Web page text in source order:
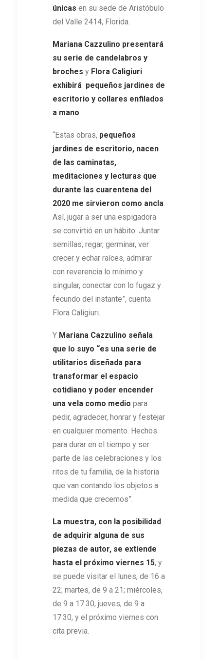
únicas en su sede de Aristóbulo
del Valle 2414, Florida.
Mariana Cazzulino presentará
su serie de candelabros y
broches y Flora Caligiuri
exhibirá pequeños jardines de
escritorio y collares enfilados
a mano.
“Estas obras, pequeños
jardines de escritorio, nacen
de las caminatas,
meditaciones y lecturas que
durante las cuarentena del
2020 me sirvieron como ancla.
Así, jugar a ser una espigadora
se convirtió en un hábito. Juntar
semillas, regar, germinar, ver
crecer y echar raíces, admirar
con reverencia lo mínimo y
singular, conectar con lo fugaz y
fecundo del instante”, cuenta
Flora Caligiuri.
Y Mariana Cazzulino señala
que lo suyo “es una serie de
utilitarios diseñada para
transformar el espacio
cotidiano y poder encender
una vela como medio para
pedir, agradecer, honrar y festejar
en cualquier momento. Hechos
para durar en el tiempo y ser
parte de las celebraciones y los
ritos de tu familia, de la historia
que van contando los objetos a
medida que crecemos”.
La muestra, con la posibilidad
de adquirir alguna de sus
piezas de autor, se extiende
hasta el próximo viernes 15, y
se puede visitar el lunes, de 16 a
22; martes, de 9 a 21; miércoles,
de 9 a 17.30, jueves, de 9 a
17.30, y el próximo viernes con
cita previa.